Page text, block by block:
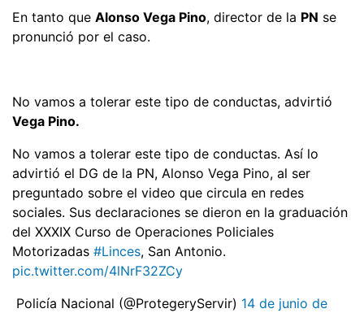
En tanto que Alonso Vega Pino, director de la PN se
pronunció por el caso.
No vamos a tolerar este tipo de conductas, advirtió
Vega Pino.
No vamos a tolerar este tipo de conductas. Así lo
advirtió el DG de la PN, Alonso Vega Pino, al ser
preguntado sobre el video que circula en redes
sociales. Sus declaraciones se dieron en la graduación
del XXXIX Curso de Operaciones Policiales
Motorizadas #Linces, San Antonio.
pic.twitter.com/4lNrF32ZCy
 Policía Nacional (@ProtegeryServir) 14 de junio de